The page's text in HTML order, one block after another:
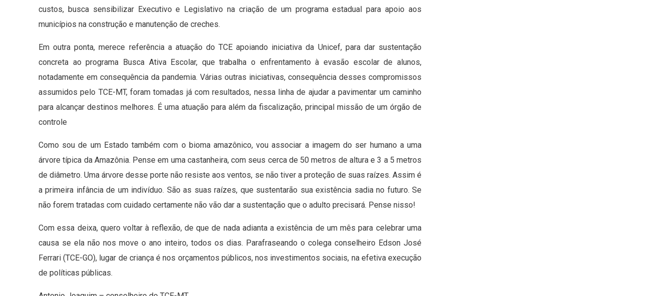
custos, busca sensibilizar Executivo e Legislativo na criação de um programa estadual para apoio aos
municípios na construção e manutenção de creches.
Em outra ponta, merece referência a atuação do TCE apoiando iniciativa da Unicef, para dar sustentação
concreta ao programa Busca Ativa Escolar, que trabalha o enfrentamento à evasão escolar de alunos,
notadamente em consequência da pandemia. Várias outras iniciativas, consequência desses compromissos
assumidos pelo TCE-MT, foram tomadas já com resultados, nessa linha de ajudar a pavimentar um caminho
para alcançar destinos melhores. É uma atuação para além da fiscalização, principal missão de um órgão de
controle
Como sou de um Estado também com o bioma amazônico, vou associar a imagem do ser humano a uma
árvore típica da Amazônia. Pense em uma castanheira, com seus cerca de 50 metros de altura e 3 a 5 metros
de diâmetro. Uma árvore desse porte não resiste aos ventos, se não tiver a proteção de suas raízes. Assim é
a primeira infância de um indivíduo. São as suas raízes, que sustentarão sua existência sadia no futuro. Se
não forem tratadas com cuidado certamente não vão dar a sustentação que o adulto precisará. Pense nisso!
Com essa deixa, quero voltar à reflexão, de que de nada adianta a existência de um mês para celebrar uma
causa se ela não nos move o ano inteiro, todos os dias. Parafraseando o colega conselheiro Edson José
Ferrari (TCE-GO), lugar de criança é nos orçamentos públicos, nos investimentos sociais, na efetiva execução
de políticas públicas.